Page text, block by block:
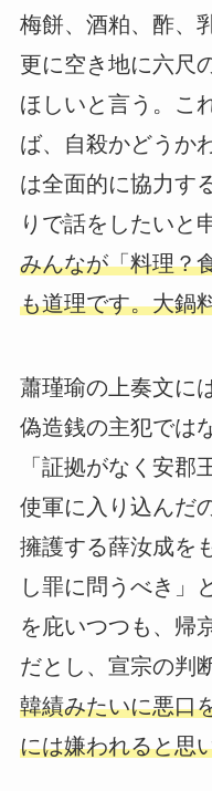
梅餅、酒粕、酢、
更に空き地に六尺
ほしいと言う。こ
ば、自殺かどうか
は全面的に協力す
りで話をしたいと
みんなが「料理？
も道理です。大鍋
蕭瑾瑜の上奏文に
偽造銭の主犯では
「証拠がなく安郡
使軍に入り込んだ
擁護する薛汝成を
し罪に問うべき」
を庇いつつも、帰
だとし、宣宗の判
韓績みたいに悪口
には嫌われると思